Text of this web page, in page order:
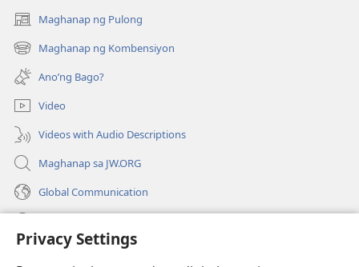
Privacy Settings
Maghanap ng Pulong
(may
bubukas
na
bagong
window)
Maghanap ng Kombensiyon
(may
bubukas
na
bagong
window)
Ano’ng Bago?
Video
Videos with Audio Descriptions
Maghanap sa JW.ORG
Global Communication